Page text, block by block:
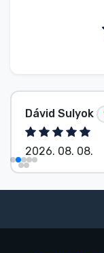
Dávid Sulyok
2026. 08. 08.